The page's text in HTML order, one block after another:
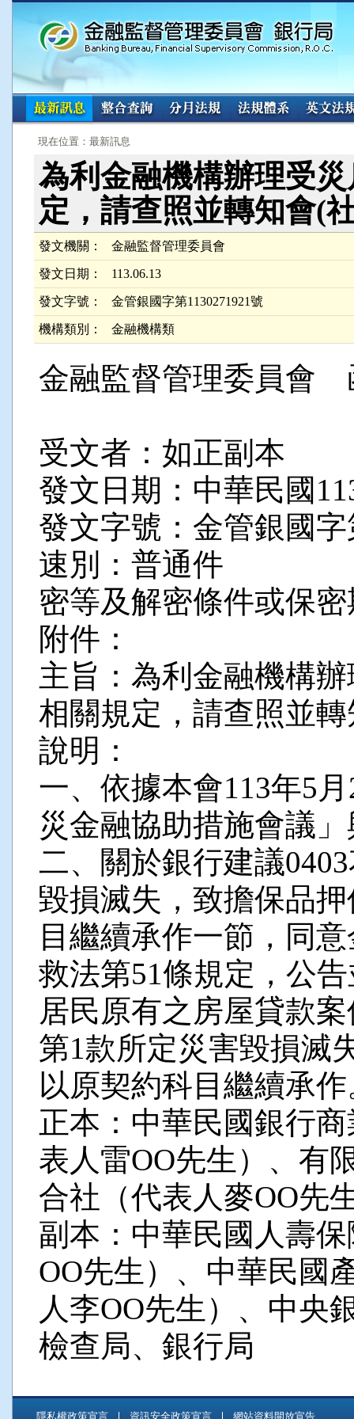
:::
現在位置：最新訊息
為利金融機構辦理受
定，請查照並轉知會(
發文機關： 金融監督管理委員會
發文日期： 113.06.13
發文字號： 金管銀國字第1130271921號
機構類別： 金融機構類
金融監督管理委員會
受文者：如正副本
發文日期：中華民國
發文字號：金管銀國字
速別：普通件
密等及解密條件或保
附件：
主旨：為利金融機構
相關規定，請查照並
說明：
一、依據本會113年5
災金融協助措施會議
二、關於銀行建議
毀損滅失，致擔保品
目繼續承作一節，同
救法第51條規定，公
居民原有之房屋貸款
第1款所定災害毀損滅
以原契約科目繼續承作
正本：中華民國銀行
表人雷OO先生）、有
合社（代表人麥OO先
副本：中華民國人壽
OO先生）、中華民國
人李OO先生）、中央
檢查局、銀行局
隱私權政策宣言 資訊安全政策宣言 網站資料開放宣告